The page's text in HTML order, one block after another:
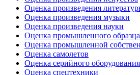
Оценка произведения
Оценка произведения музыки
Оценка произведения науки
Оценка промышленного образца
Оценка промышленной
Оценка самолетов
Оценка серийного оборудования
Оценка спецтехники